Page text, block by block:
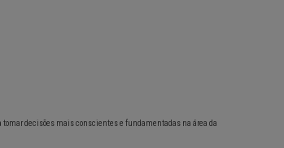
decisões mais conscientes e fundamentadas na área da